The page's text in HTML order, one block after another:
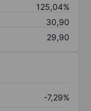
125,04%
30,90
29,90
-7,29%